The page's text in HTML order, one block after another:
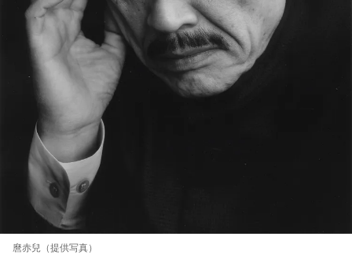
麿赤兒（提供写真）